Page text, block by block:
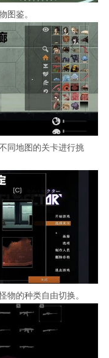
图鉴。
同地图的关卡进行挑
物的种类自由切换。